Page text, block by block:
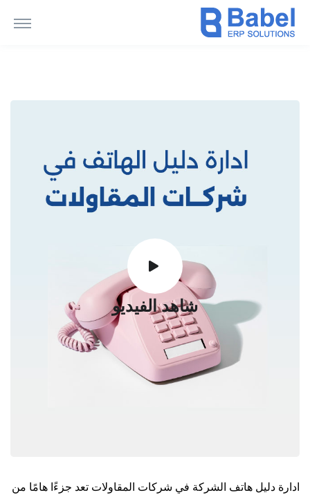
شاهد الفيديو
ادارة دليل هاتف الشركة في شركات المقاولات تعد جزءًا هامًا من